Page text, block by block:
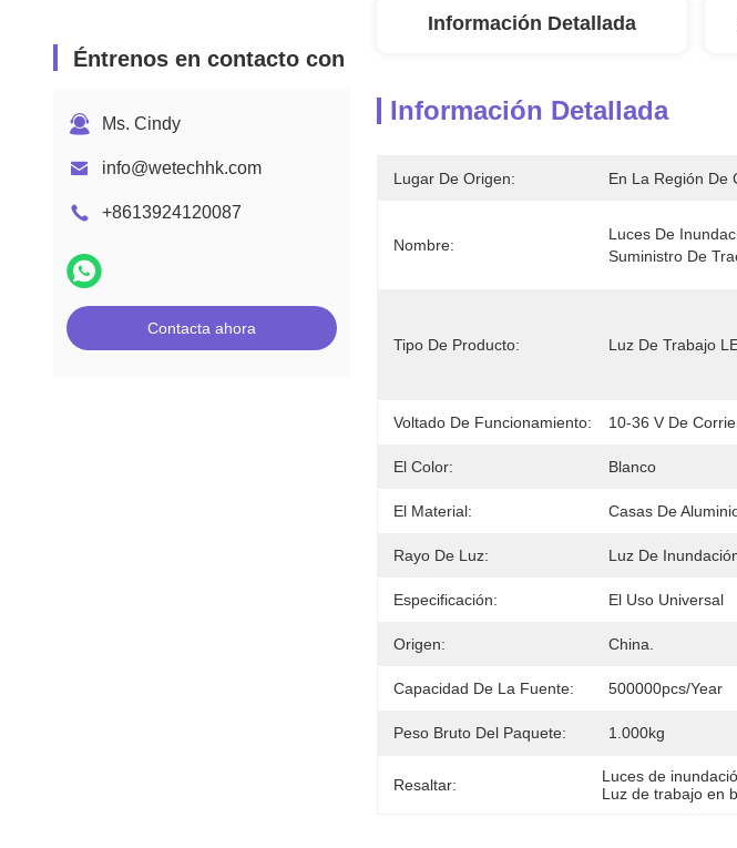
Éntrenos en contacto con
Ms. Cindy
info@wetechhk.com
+8613924120087
Contacta ahora
Información Detallada
Información Detallada
Lugar De Origen: En La Región De
Nombre:
Luces De
Suministro De
Tipo De Producto: Luz De Trabajo
Voltado De Funcionamiento: 10-36 V De
El Color: Blanco
El Material: Casas De
Rayo De Luz: Luz De
Especificación: El Uso Universal
Origen: China.
Capacidad De La Fuente: 500000pcs/year
Peso Bruto Del Paquete: 1.000kg
Resaltar: Luces de
Luz de trabajo en